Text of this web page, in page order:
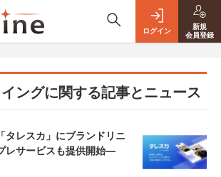
ログイン
新規
会員登録
ングに関する記事とニュース
タレスカ」にブランドリニ
レサービスも提供開始—